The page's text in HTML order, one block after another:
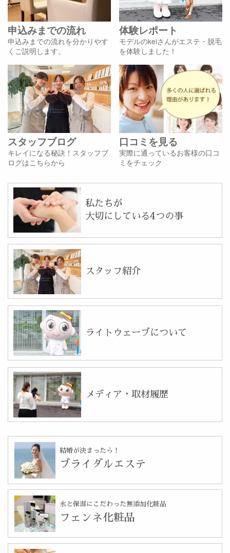
申込みまでの流れ
申込みまでの流れを分かりやす
くご説明します。
体験レポート
モデルのkeiさんがエステ・脱毛
を体験しました！
スタッフブログ
キレイになる秘訣！スタッフブ
ログはこちらから
口コミを見る
実際に通っているお客様の口コ
ミをチェック
私たちが
大切にしている4つの事
スタッフ紹介
ライトウェーブについて
メディア・取材履歴
結婚が決まったら！
ブライダルエステ
水と保湿にこだわった無添加化粧品
フェンネ化粧品